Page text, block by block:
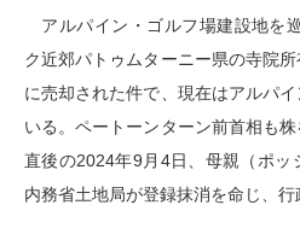
アルパイン・ゴルフ場建設地を
ク近郊パトゥムターニー県の寺院
に売却された件で、現在はアルパ
いる。ペートーンターン前首相も
直後の2024年9月4日、母親（ポッ
内務省土地局が登録抹消を命じ、行